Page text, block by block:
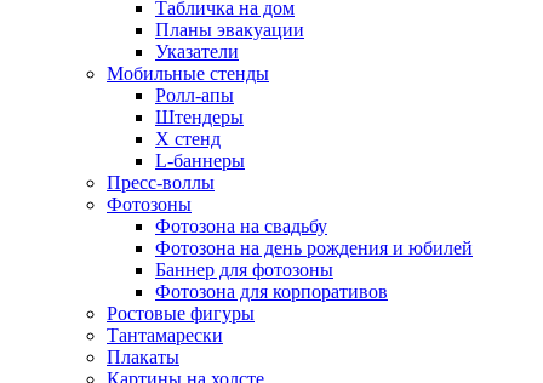
Табличка на дом
Планы эвакуации
Указатели
Мобильные стенды
Ролл-апы
Штендеры
Х стенд
L-баннеры
Пресс-воллы
Фотозоны
Фотозона на свадьбу
Фотозона на день рождения и юбилей
Баннер для фотозоны
Фотозона для корпоративов
Ростовые фигуры
Тантамарески
Плакаты
Картины на холсте